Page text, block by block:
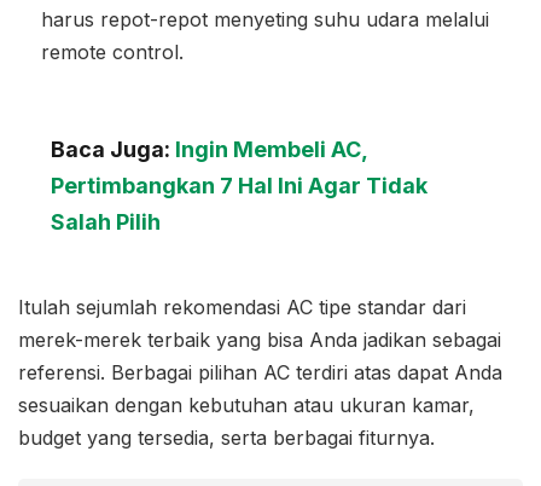
harus repot-repot menyeting suhu udara melalui
remote control.
Baca Juga: Ingin Membeli AC,
Pertimbangkan 7 Hal Ini Agar Tidak
Salah Pilih
Itulah sejumlah rekomendasi AC tipe standar dari
merek-merek terbaik yang bisa Anda jadikan sebagai
referensi. Berbagai pilihan AC terdiri atas dapat Anda
sesuaikan dengan kebutuhan atau ukuran kamar,
budget yang tersedia, serta berbagai fiturnya.